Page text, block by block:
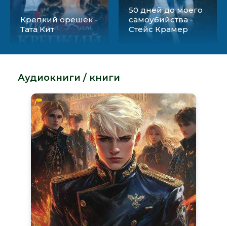
Крепкий орешек -
Тата Кит
50 дней до моего
самоубийства -
Стейс Крамер
Аудиокниги / книги